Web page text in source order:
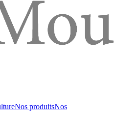
Nos produitsNos